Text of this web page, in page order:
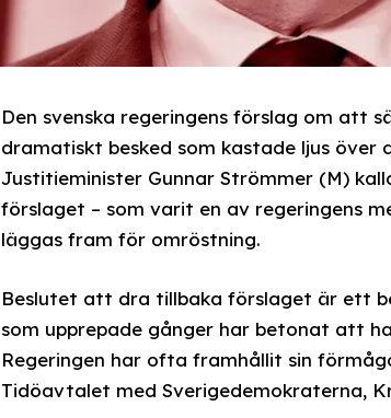
Den svenska regeringens förslag om att
dramatiskt besked som kastade ljus över
Justitieminister Gunnar Strömmer (M)
förslaget – som varit en av regeringens
läggas fram för omröstning.
Beslutet att dra tillbaka förslaget är ett
som upprepade gånger har betonat att
Regeringen har ofta framhållit sin
Tidöavtalet med Sverigedemokraterna,